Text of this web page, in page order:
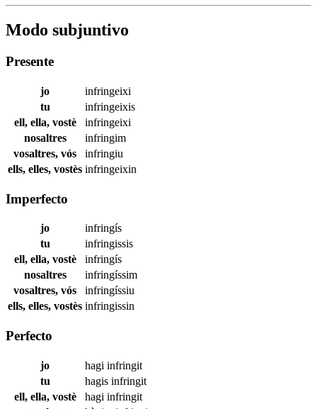
Modo subjuntivo
Presente
jo
infringeixi
tu
infringeixis
ell, ella, vostè
infringeixi
nosaltres
infringim
vosaltres, vós
infringiu
ells, elles, vostès infringeixin
Imperfecto
jo
infringís
tu
infringissis
ell, ella, vostè
infringís
nosaltres
infringíssim
vosaltres, vós
infringíssiu
ells, elles, vostès infringissin
Perfecto
jo hagi infringit
tu
hagis infringit
ell, ella, vostè
hagi infringit